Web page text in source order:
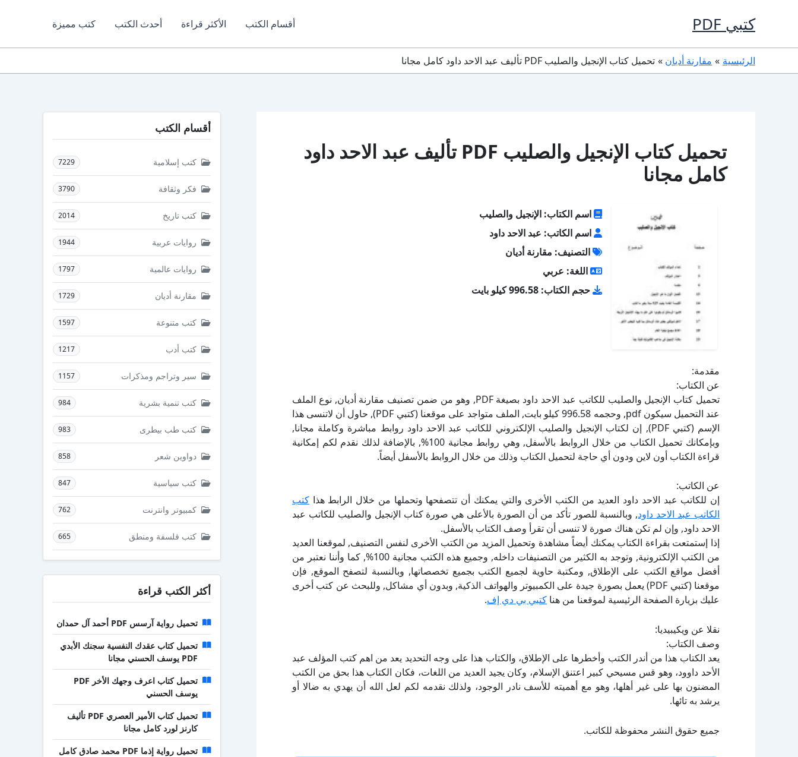
كتبي PDF أقسام الكتب الأكثر قراءة أحدث الكتب كتب مميزة
الرئيسية مقارنة أديان تحميل كتاب الإنجيل والصليب PDF تأليف عبد الاحد داود كامل مجانا
تحميل كتاب الإنجيل والصليب PDF تأليف عبد الاحد داود
كامل مجانا
اسم الكتاب: الإنجيل والصليب
اسم الكاتب: عبد الاحد داود
التصنيف: مقارنة أديان
اللغة: عربي
حجم الكتاب: 996.58 كيلو بايت
مقدمة:
عن الكتاب:
تحميل كتاب الإنجيل والصليب للكاتب عبد الاحد داود بصيغة PDF, وهو من ضمن تصنيف مقارنة أديان, نوع الملف
عند التحميل سيكون pdf, وحجمه 996.58 كيلو بايت, الملف متواجد على موقعنا (كتبي PDF), حاول أن لاتنسى هذا
الإسم (كتبي PDF), إن لكتاب الإنجيل والصليب الإلكتروني للكاتب عبد الاحد داود روابط مباشرة وكاملة مجانا,
وبإمكانك تحميل الكتاب من خلال الروابط بالأسفل, وهي روابط مجانية 100%, بالإضافة لذلك نقدم لكم إمكانية
قراءة الكتاب أون لاين ودون أي حاجة لتحميل الكتاب وذلك من خلال الروابط بالأسفل أيضاً.
عن الكاتب:
إن للكاتب عبد الاحد داود العديد من الكتب الأخرى والتي يمكنك أن تتصفحها وتحملها من خلال الرابط هذا كتب
الكاتب عبد الاحد داود, وبالنسبة للصور تأكد من أن الصورة بالأعلى هي صورة كتاب الإنجيل والصليب للكاتب عبد
الاحد داود, وإن لم تكن هناك صورة لا تنسى أن تقرأ وصف الكتاب بالأسفل.
إذا إستمتعت بقراءة الكتاب يمكنك أيضاً مشاهدة وتحميل المزيد من الكتب الأخرى لنفس التصنيف, لموقعنا العديد
من الكتب الإلكترونية, وتوجد به الكثير من التصنيفات داخله, وجميع هذه الكتب مجانية 100%, كما وأننا نعتبر من
أفضل مواقع الكتب على الإطلاق, ومكتبة حاوية لجميع الكتب بجميع تخصصاتها, وبالنسبة لتصفح الموقع, فإن
موقعنا (كتبي PDF) يعمل بصورة جيدة على الكمبيوتر والهواتف الذكية, وبدون أي مشاكل, وللبحث عن كتب أخرى
عليك بزيارة الصفحة الرئيسية لموقعنا من هنا كتبي بي دي إف.
نقلا عن ويكيبيديا:
وصف الكتاب:
يعد الكتاب هذا من أندر الكتب وأخطرها على الإطلاق، والكتاب هذا على وجه التحديد يعد من اهم كتب المؤلف عبد
الأحد داوود، وهو قس مسيحي كبير اعتنق الإسلام، وكان يجيد العديد من اللغات، فكان الكتاب هذا بحق من الكتب
المضنون بها على غير أهلها، وهو مع أهميته للأسف نادر الوجود، ولذلك نقدمه لكم لعل الله أن يهدي به ضالا أو
يرشد به تائها.
جميع حقوق النشر محفوظة للكاتب.
أقسام الكتب
كتب إسلامية 7229
فكر وثقافة 3790
كتب تاريخ 2014
روايات عربية 1944
روايات عالمية 1797
مقارنة أديان 1729
كتب متنوعة 1597
كتب أدب 1217
سير وتراجم ومذكرات 1157
كتب تنمية بشرية 984
كتب طب بيطرى 983
دواوين شعر 858
كتب سياسية 847
كمبيوتر وانترنت 762
كتب فلسفة ومنطق 665
أكثر الكتب قراءة
تحميل رواية آرسس PDF أحمد آل حمدان
تحميل كتاب عقدك النفسية سجنك الأبدي
PDF يوسف الحسني مجانا
تحميل كتاب اعرف وجهك الأخر PDF
يوسف الحسني
تحميل كتاب الأمير العصري PDF تأليف
كارنز لورد كامل مجانا
تحميل رواية إذما PDF محمد صادق كامل